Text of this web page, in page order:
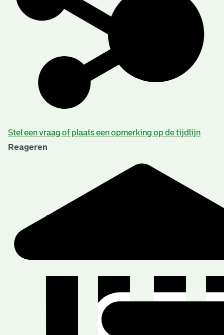
Stel een vraag of plaats een opmerking op de tijdlijn
Reageren